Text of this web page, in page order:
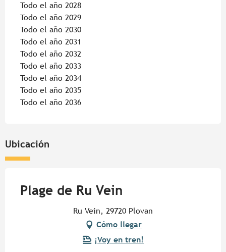
Todo el año 2028
Todo el año 2029
Todo el año 2030
Todo el año 2031
Todo el año 2032
Todo el año 2033
Todo el año 2034
Todo el año 2035
Todo el año 2036
Ubicación
Plage de Ru Vein
Ru Vein, 29720 Plovan
Cómo llegar
¡Voy en tren!